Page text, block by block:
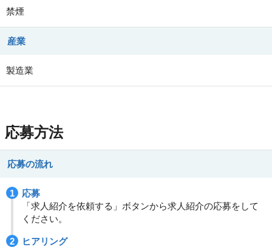
禁煙
産業
製造業
応募方法
応募の流れ
応募
「求人紹介を依頼する」ボタンから求人紹介の応募をして
ください。
ヒアリング